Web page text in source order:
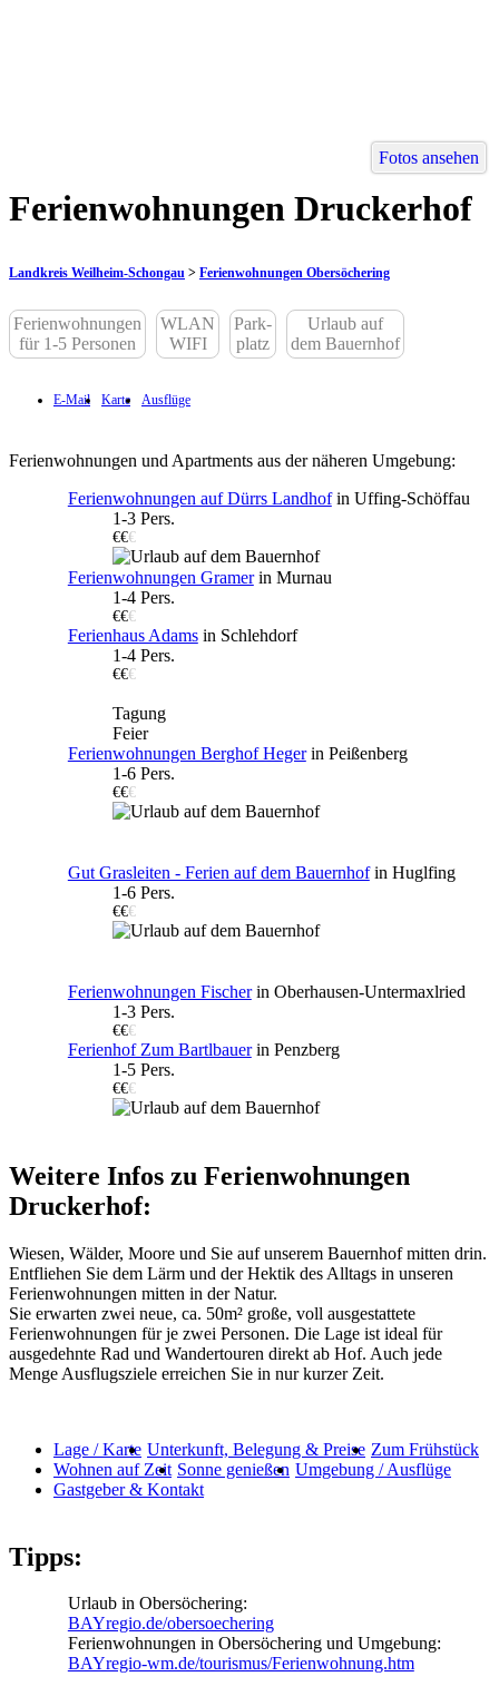
Fotos ansehen
Ferienwohnungen Druckerhof
Landkreis Weilheim-Schongau > Ferienwohnungen Obersöchering
Ferienwohnungen
für 1-5 Personen
WLAN
WIFI
Park-
platz
Urlaub auf
dem Bauernhof
E-Mail Karte Ausflüge
Ferienwohnungen und Apartments aus der näheren Umgebung:
Ferienwohnungen auf Dürrs Landhofin Uffing-Schöffau
1-3 Pers.
€€€
Ferienwohnungen Gramerin Murnau
1-4 Pers.
€€€
Ferienhaus Adamsin Schlehdorf
1-4 Pers.
€€€
Tagung
Feier
Ferienwohnungen Berghof Hegerin Peißenberg
1-6 Pers.
€€€
Gut Grasleiten - Ferien auf dem Bauernhofin Huglfing
1-6 Pers.
€€€
Ferienwohnungen Fischerin Oberhausen-Untermaxlried
1-3 Pers.
€€€
Ferienhof Zum Bartlbauerin Penzberg
1-5 Pers.
€€€
Weitere Infos zu Ferienwohnungen
Druckerhof:
Wiesen, Wälder, Moore und Sie auf unserem Bauernhof mitten drin.
Entfliehen Sie dem Lärm und der Hektik des Alltags in unseren
Ferienwohnungen mitten in der Natur.
Sie erwarten zwei neue, ca. 50m² große, voll ausgestattete
Ferienwohnungen für je zwei Personen. Die Lage ist ideal für
ausgedehnte Rad und Wandertouren direkt ab Hof. Auch jede
Menge Ausflugsziele erreichen Sie in nur kurzer Zeit.
Lage / Karte Unterkunft, Belegung & Preise Zum Frühstück
Wohnen auf Zeit Sonne genießen Umgebung / Ausflüge
Gastgeber & Kontakt
Tipps:
Urlaub in Obersöchering:
BAYregio.de/obersoechering
Ferienwohnungen in Obersöchering und Umgebung:
BAYregio-wm.de/tourismus/Ferienwohnung.htm